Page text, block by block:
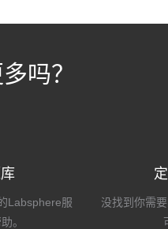
吗？
Labsphere服
。
没找到你需